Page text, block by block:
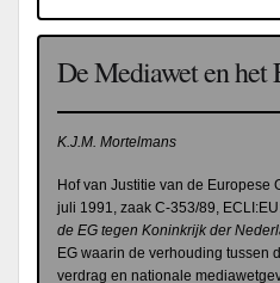
De Mediawet en het
K.J.M. Mortelmans
Hof van Justitie van de Europese
juli 1991, zaak C-353/89,
de EG tegen Koninkrijk der
EG waarin de verhouding tussen
verdrag en nationale